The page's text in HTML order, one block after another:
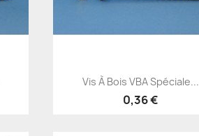
Aperçu rapide
Vis À Bois VBA Spéciale...
0,36 €